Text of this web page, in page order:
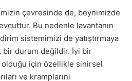
çevresinde de, beynimizde
Bu nedenle lavantanın
sistemimizi de yatıştırmaya
bir durum değildir. İyi bir
için özellikle sinirsel
ve kramplarını